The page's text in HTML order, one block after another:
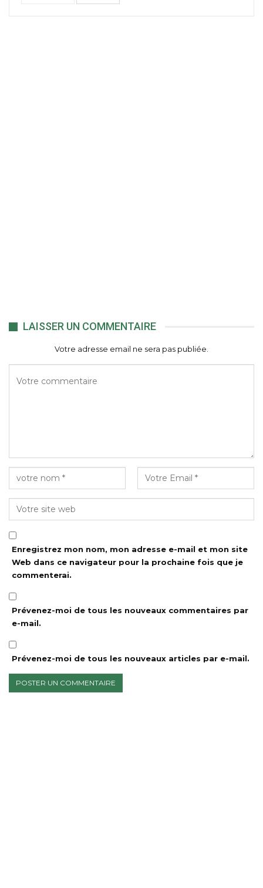
LAISSER UN COMMENTAIRE
Votre adresse email ne sera pas publiée.
Enregistrez mon nom, mon adresse e-mail et mon site
Web dans ce navigateur pour la prochaine fois que je
commenterai.
Prévenez-moi de tous les nouveaux commentaires par
e-mail.
Prévenez-moi de tous les nouveaux articles par e-mail.